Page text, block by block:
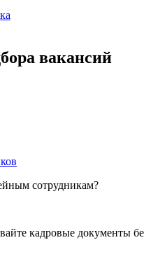
вакансий
сотрудникам?
кадровые документы